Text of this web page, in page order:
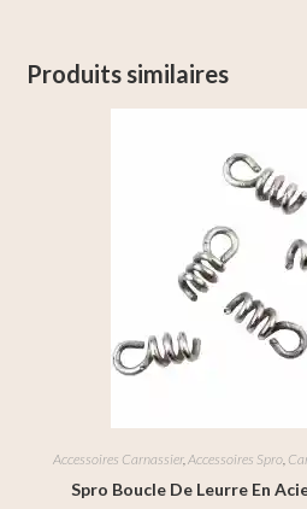
Produits similaires
Accessoires Carnassier, Accessoires Spro
Spro Boucle De Leurre En